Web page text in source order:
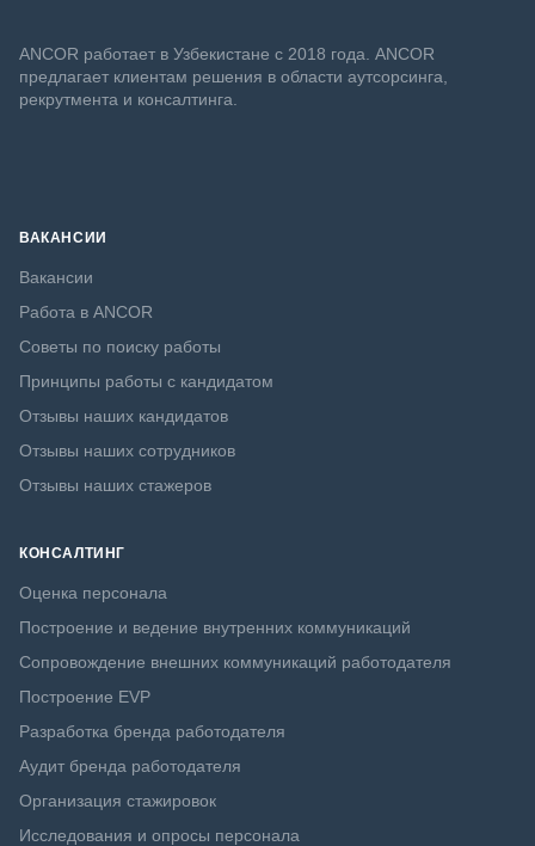
ANСOR работает в Узбекистане с 2018 года. ANCOR
предлагает клиентам решения в области аутсорсинга,
рекрутмента и консалтинга.
ВАКАНСИИ
Вакансии
Работа в ANCOR
Советы по поиску работы
Принципы работы с кандидатом
Отзывы наших кандидатов
Отзывы наших сотрудников
Отзывы наших стажеров
КОНСАЛТИНГ
Оценка персонала
Построение и ведение внутренних коммуникаций
Сопровождение внешних коммуникаций работодателя
Построение EVP
Разработка бренда работодателя
Аудит бренда работодателя
Организация стажировок
Исследования и опросы персонала